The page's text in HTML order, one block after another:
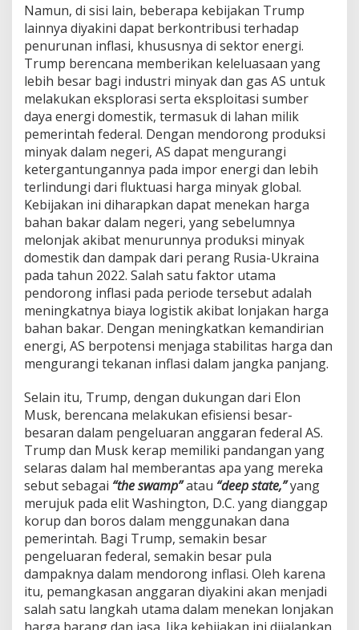
Namun, di sisi lain, beberapa kebijakan Trump
lainnya diyakini dapat berkontribusi terhadap
penurunan inflasi, khususnya di sektor energi.
Trump berencana memberikan keleluasaan yang
lebih besar bagi industri minyak dan gas AS untuk
melakukan eksplorasi serta eksploitasi sumber
daya energi domestik, termasuk di lahan milik
pemerintah federal. Dengan mendorong produksi
minyak dalam negeri, AS dapat mengurangi
ketergantungannya pada impor energi dan lebih
terlindungi dari fluktuasi harga minyak global.
Kebijakan ini diharapkan dapat menekan harga
bahan bakar dalam negeri, yang sebelumnya
melonjak akibat menurunnya produksi minyak
domestik dan dampak dari perang Rusia-Ukraina
pada tahun 2022. Salah satu faktor utama
pendorong inflasi pada periode tersebut adalah
meningkatnya biaya logistik akibat lonjakan harga
bahan bakar. Dengan meningkatkan kemandirian
energi, AS berpotensi menjaga stabilitas harga dan
mengurangi tekanan inflasi dalam jangka panjang.
Selain itu, Trump, dengan dukungan dari Elon
Musk, berencana melakukan efisiensi besar-
besaran dalam pengeluaran anggaran federal AS.
Trump dan Musk kerap memiliki pandangan yang
selaras dalam hal memberantas apa yang mereka
sebut sebagai “the swamp”atau “deep state,”yang
merujuk pada elit Washington, D.C. yang dianggap
korup dan boros dalam menggunakan dana
pemerintah. Bagi Trump, semakin besar
pengeluaran federal, semakin besar pula
dampaknya dalam mendorong inflasi. Oleh karena
itu, pemangkasan anggaran diyakini akan menjadi
salah satu langkah utama dalam menekan lonjakan